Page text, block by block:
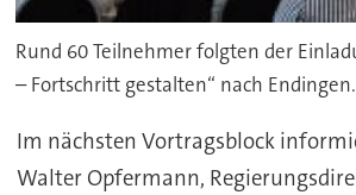
Rund 60 Teilnehmer folgten der
– Fortschritt gestalten“ nach
Im nächsten Vortragsblock
Walter Opfermann,